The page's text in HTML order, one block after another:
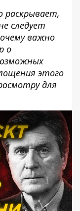
раскрывает,
следует
важно
о
этого
для